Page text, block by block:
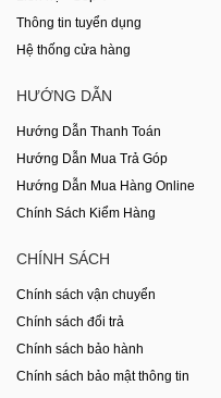
Thông tin tuyển dụng
Hệ thống cửa hàng
HƯỚNG DẪN
Hướng Dẫn Thanh Toán
Hướng Dẫn Mua Trả Góp
Hướng Dẫn Mua Hàng Online
Chính Sách Kiểm Hàng
CHÍNH SÁCH
Chính sách vận chuyển
Chính sách đổi trả
Chính sách bảo hành
Chính sách bảo mật thông tin